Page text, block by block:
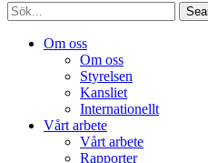
Sök
Om oss
Om oss
Styrelsen
Kansliet
Internationellt
Vårt arbete
Vårt arbete
Rapporter